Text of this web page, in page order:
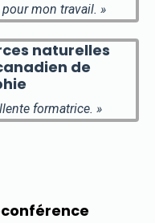
mon travail. »
naturelles
de
formatrice. »